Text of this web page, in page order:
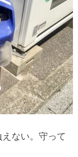
ない。守って